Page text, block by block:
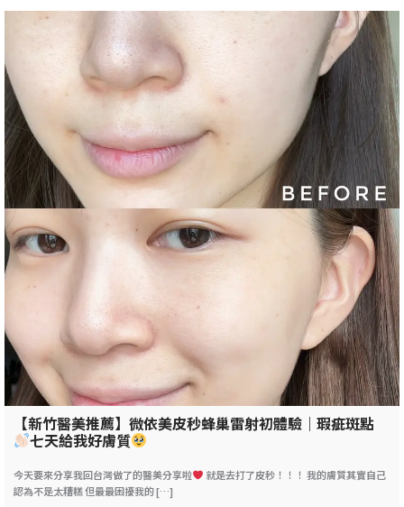
【新竹醫美推薦】微依美皮秒蜂巢雷射初體驗｜瑕疵斑點
七天給我好膚質
今天要來分享我回台灣做了的醫美分享啦
就是去打了皮秒！！！ 我的膚質其實自己
認為不是太糟糕 但最最困擾我的 […]